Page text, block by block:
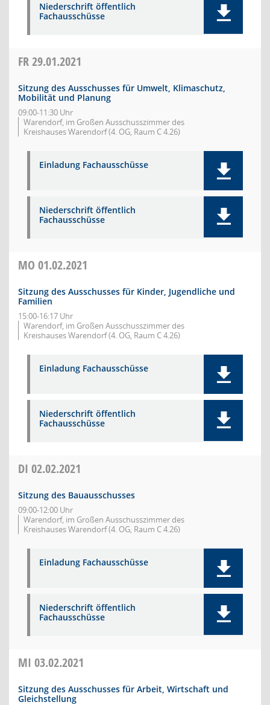
Niederschrift öffentlich
Fachausschüsse
FR29.01.2021
Sitzung des Ausschusses für Umwelt, Klimaschutz,
Mobilität und Planung
09:00-11:30 Uhr
Warendorf, im Großen Ausschusszimmer des
Kreishauses Warendorf (4. OG, Raum C 4.26)
Einladung Fachausschüsse
Niederschrift öffentlich
Fachausschüsse
MO 01.02.2021
Sitzung des Ausschusses für Kinder, Jugendliche und
Familien
15:00-16:17 Uhr
Warendorf, im Großen Ausschusszimmer des
Kreishauses Warendorf (4. OG, Raum C 4.26)
Einladung Fachausschüsse
Niederschrift öffentlich
Fachausschüsse
DI 02.02.2021
Sitzung des Bauausschusses
09:00-12:00 Uhr
Warendorf, im Großen Ausschusszimmer des
Kreishauses Warendorf (4. OG, Raum C 4.26)
Einladung Fachausschüsse
Niederschrift öffentlich
Fachausschüsse
MI 03.02.2021
Sitzung des Ausschusses für Arbeit, Wirtschaft und
Gleichstellung